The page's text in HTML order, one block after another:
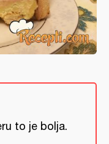
to je bolja.